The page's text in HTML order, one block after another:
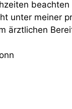
unter meiner
ärztlichen